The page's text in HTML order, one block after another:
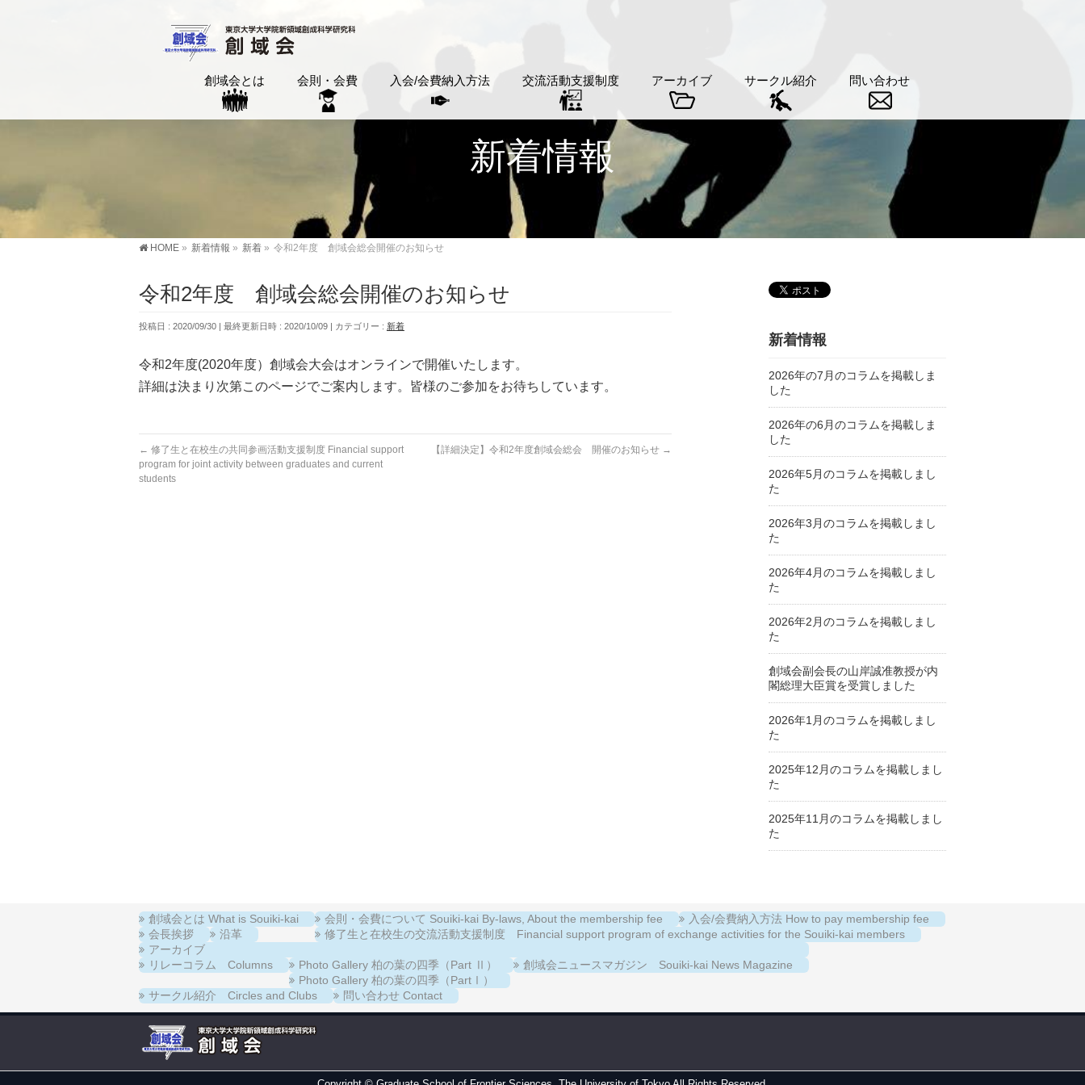
創域会とは 会則・会費 入会/会費納入方法 交流活動支援制度 アーカイブ サークル紹介 問い合わせ
新着情報
HOME » 新着情報 » 新着 » 令和2年度 創域会総会開催のお知らせ
令和2年度 創域会総会開催のお知らせ
投稿日 : 2020/09/30 最終更新日時 : 2020/10/09 カテゴリー : 新着
令和2年度(2020年度）創域会大会はオンラインで開催いたします。
詳細は決まり次第このページでご案内します。皆様のご参加をお待ちしています。
← 修了生と在校生の共同参画活動支援制度 Financial support
program for joint activity between graduates and current
students
【詳細決定】令和2年度創域会総会 開催のお知らせ →
新着情報
2026年の7月のコラムを掲載しま
した
2026年の6月のコラムを掲載しま
した
2026年5月のコラムを掲載しまし
た
2026年3月のコラムを掲載しまし
た
2026年4月のコラムを掲載しまし
た
2026年2月のコラムを掲載しまし
た
創域会副会長の山岸誠准教授が内
閣総理大臣賞を受賞しました
2026年1月のコラムを掲載しまし
た
2025年12月のコラムを掲載しまし
た
2025年11月のコラムを掲載しまし
た
創域会とは What is Souiki-kai
会長挨拶
沿革
会則・会費について Souiki-kai By-laws, About the membership fee
入会/会費納入方法 How to pay membership fee
修了生と在校生の交流活動支援制度 Financial support program of exchange activities for the Souiki-kai members
アーカイブ
リレーコラム Columns
Photo Gallery 柏の葉の四季（Part Ⅱ）
Photo Gallery 柏の葉の四季（PartⅠ）
創域会ニュースマガジン Souiki-kai News Magazine
サークル紹介 Circles and Clubs 問い合わせ Contact